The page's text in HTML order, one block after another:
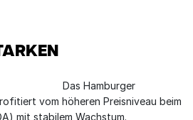
Das Hamburger
vom höheren Preisniveau beim
mit stabilem Wachstum.